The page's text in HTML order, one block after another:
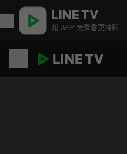
用 APP 免費看更精彩